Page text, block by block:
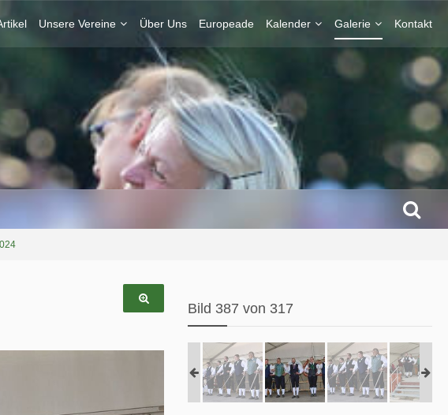
Unsere Vereine Über Uns Europeade Kalender Galerie Kontakt
Bild 387 von 317